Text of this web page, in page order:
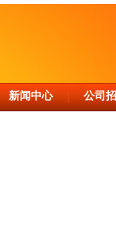
新闻中心 │ 公司